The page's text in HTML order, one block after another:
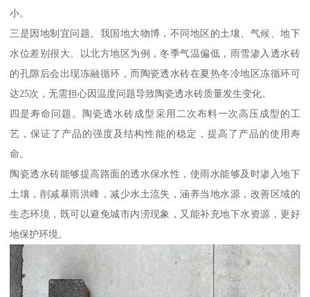
小。
三是因地制宜问题。我国地大物博，不同地区的土壤、气候、地下
水位差别很大。以北方地区为例，冬季气温偏低，雨雪渗入透水砖
的孔隙后会出现冻融循环，而陶瓷透水砖在夏热冬冷地区冻循环可
达25次，无需担心因温度问题导致陶瓷透水砖质量发生变化。
四是寿命问题。陶瓷透水砖成型采用二次布料一次高压成型的工
艺，保证了产品的强度及结构性能的稳定，提高了产品的使用寿
命。
陶瓷透水砖能够提高路面的透水保水性，使雨水能够及时渗入地下
土壤，削减暴雨洪峰，减少水土流失，涵养当地水源，改善区域的
生态环境，既可以避免城市内涝现象，又能补充地下水资源，更好
地保护环境。